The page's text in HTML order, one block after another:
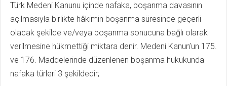
Türk Medeni Kanunu içinde nafaka, boşanma davasının
açılmasıyla birlikte hâkimin boşanma süresince geçerli
olacak şekilde ve/veya boşanma sonucuna bağlı olarak
verilmesine hükmettiği miktara denir. Medeni Kanun’un 175.
ve 176. Maddelerinde düzenlenen boşanma hukukunda
nafaka türleri 3 şekildedir;